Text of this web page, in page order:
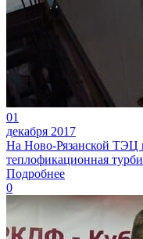
01
декабря 2017
На Ново-Рязанской ТЭЦ
теплофикационная
Подробнее
0